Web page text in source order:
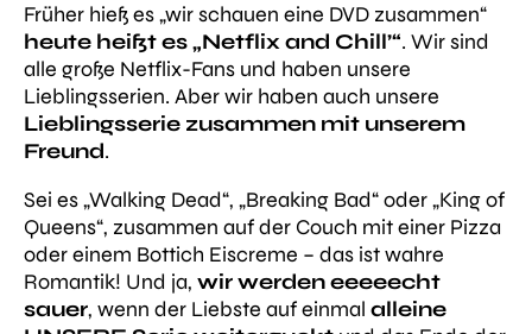
Früher hieß es „wir schauen eine DVD zusammen“
heute heißt es „Netflix and Chill’“. Wir sind
alle große Netflix-Fans und haben unsere
Lieblingsserien. Aber wir haben auch unsere
Lieblingsserie zusammen mit unserem
Freund.
Sei es „Walking Dead“, „Breaking Bad“ oder „King of
Queens“, zusammen auf der Couch mit einer Pizza
oder einem Bottich Eiscreme – das ist wahre
Romantik! Und ja, wir werden eeeeecht
sauer, wenn der Liebste auf einmal alleine